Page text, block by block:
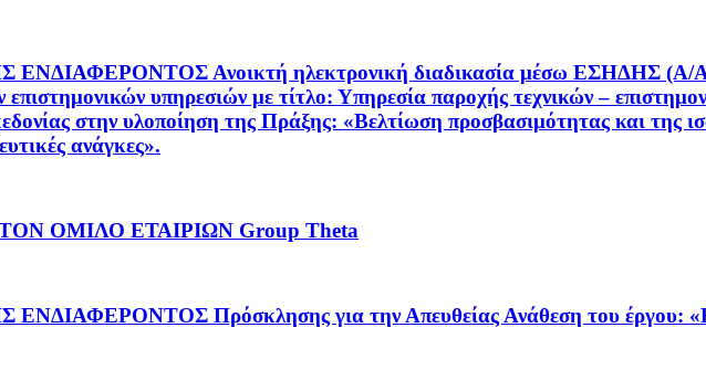
Ανοικτή ηλεκτρονική διαδικασία μέσω ΕΣΗΔΗΣ (Α/Α:
υπηρεσιών με τίτλο: Υπηρεσία παροχής τεχνικών –
στην υλοποίηση της Πράξης: «Βελτίωση προσβασιμότητας και της
ανάγκες».
ΟΜΙΛΟ ΕΤΑΙΡΙΩΝ Group Theta
Πρόσκλησης για την Απευθείας Ανάθεση του έργου: